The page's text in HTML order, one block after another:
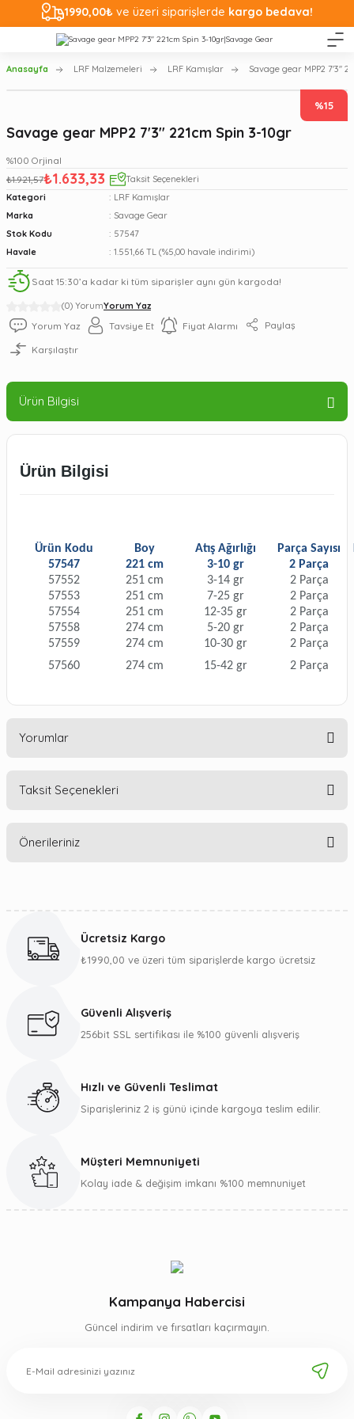
1990,00₺ ve üzeri siparişlerde kargo bedava!
Anasayfa LRF Malzemeleri LRF Kamışlar Savage gear MPP2 7'3''
%15
(0) YorumYorum Yaz
Savage gear MPP2 7'3'' 221cm Spin 3-10gr
%100 Orjinal
₺1.921,57₺1.633,33
Taksit Seçenekleri
Kategori
LRF Kamışlar
Marka
Savage Gear
Stok Kodu
57547
Havale
1.551,66 TL (%5,00 havale indirimi)
Saat 15:30’a kadar ki tüm siparişler aynı gün kargoda!
Yorum Yaz Tavsiye Et Fiyat Alarmı Paylaş
Karşılaştır
Ürün Bilgisi
Ürün Bilgisi
Ürün Kodu Boy Atış Ağırlığı Parça Sayısı
57547
221 cm 3-10 gr
2 Parça
57552
251 cm 3-14 gr
2 Parça
57553
251 cm 7-25 gr
2 Parça
57554
251 cm 12-35 gr
2 Parça
57558
274 cm 5-20 gr
2 Parça
57559
274 cm 10-30 gr
2 Parça
57560
274 cm 15-42 gr 2 Parça
Yorumlar
Taksit Seçenekleri
Önerileriniz
Görüş ve önerileriniz için teşekkür ederiz.
Ürün bilgilerinde hatalar bulunuyor.
Gönder
Ücretsiz Kargo
₺1990,00 ve üzeri tüm siparişlerde kargo ücretsiz
Güvenli Alışveriş
256bit SSL sertifikası ile %100 güvenli alışveriş
Hızlı ve Güvenli Teslimat
Siparişleriniz 2 iş günü içinde kargoya teslim edilir.
Müşteri Memnuniyeti
Kolay iade & değişim imkanı %100 memnuniyet
Kampanya Habercisi
Güncel indirim ve fırsatları kaçırmayın.